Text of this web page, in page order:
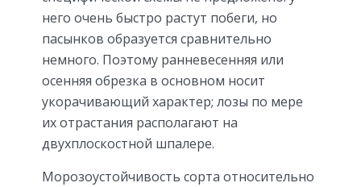
него очень быстро растут побеги, но
пасынков образуется сравнительно
немного. Поэтому ранневесенняя или
осенняя обрезка в основном носит
укорачивающий характер; лозы по мере
их отрастания располагают на
двухплоскостной шпалере.
Морозоустойчивость сорта относительно